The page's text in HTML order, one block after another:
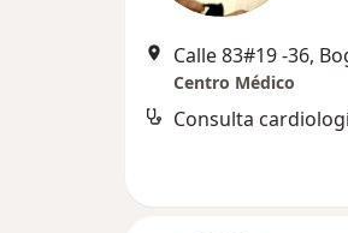
Calle 83#19 -36,
Centro Médico
Consulta